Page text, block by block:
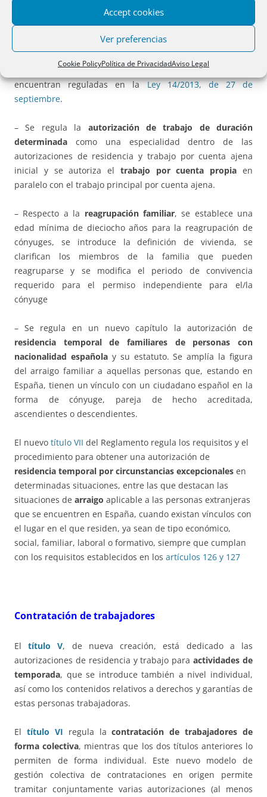
Accept cookies
Ver preferencias
Cookie PolicyPolítica de PrivacidadAviso Legal
voluntariamente a su país
de familiares de ciudadanos españoles.
prestaciones transnacionales de servicios, que se
encuentran reguladas en laLey 14/2013, de 27 de
septiembre.
– Se regula la autorización de trabajo de duración
determinada como una especialidad dentro de las
autorizaciones de residencia y trabajo por cuenta ajena
inicial y se autoriza el trabajo por cuenta propia en
paralelo con el trabajo principal por cuenta ajena.
– Respecto a la reagrupación familiar, se establece una
edad mínima de dieciocho años para la reagrupación de
cónyuges, se introduce la definición de vivienda, se
clarifican los miembros de la familia que pueden
reagruparse y se modifica el periodo de convivencia
requerido para el permiso independiente para el/la
cónyuge
– Se regula en un nuevo capítulo la autorización de
residencia temporal de familiares de personas con
nacionalidad españolay su estatuto. Se amplía la figura
del arraigo familiar a aquellas personas que, estando en
España, tienen un vínculo con un ciudadano español en la
forma de cónyuge, pareja de hecho acreditada,
ascendientes o descendientes.
El nuevo título VII del Reglamento regula los requisitos y el
procedimiento para obtener una autorización de
residencia temporal por circunstancias excepcionales en
determinadas situaciones, entre las que destacan las
situaciones de arraigo aplicable a las personas extranjeras
que se encuentren en España, cuando existan vínculos con
el lugar en el que residen, ya sean de tipo económico,
social, familiar, laboral o formativo, siempre que cumplan
con los requisitos establecidos en los artículos 126 y 127
Contratación de trabajadores
Eltítulo V, de nueva creación, está dedicado a las
autorizaciones de residencia y trabajo paraactividades de
temporada, que se introduce también a nivel individual,
así como los contenidos relativos a derechos y garantías de
estas personas trabajadoras.
El título VI regula lacontratación de trabajadores de
forma colectiva, mientras que los dos títulos anteriores lo
permiten de forma individual. Este nuevo modelo de
gestión colectiva de contrataciones en origen permite
tramitar conjuntamente varias autorizaciones (al menos